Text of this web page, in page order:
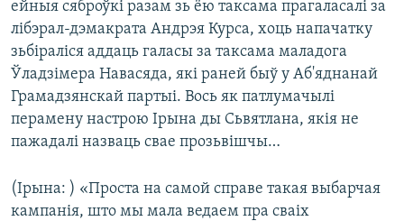
ейныя сяброўкі разам зь ёю таксама прагаласалі за
лібэрал-дэмакрата Андрэя Курса, хоць напачатку
зьбіраліся аддаць галасы за таксама маладога
Ўладзімера Навасяда, які раней быў у Аб'яднанай
Грамадзянскай партыі. Вось як патлумачылі
перамену настрою Ірына ды Сьвятлана, якія не
пажадалі назваць свае прозьвішчы…
(Ірына: ) «Проста на самой справе такая выбарчая
кампанія, што мы мала ведаем пра сваіх